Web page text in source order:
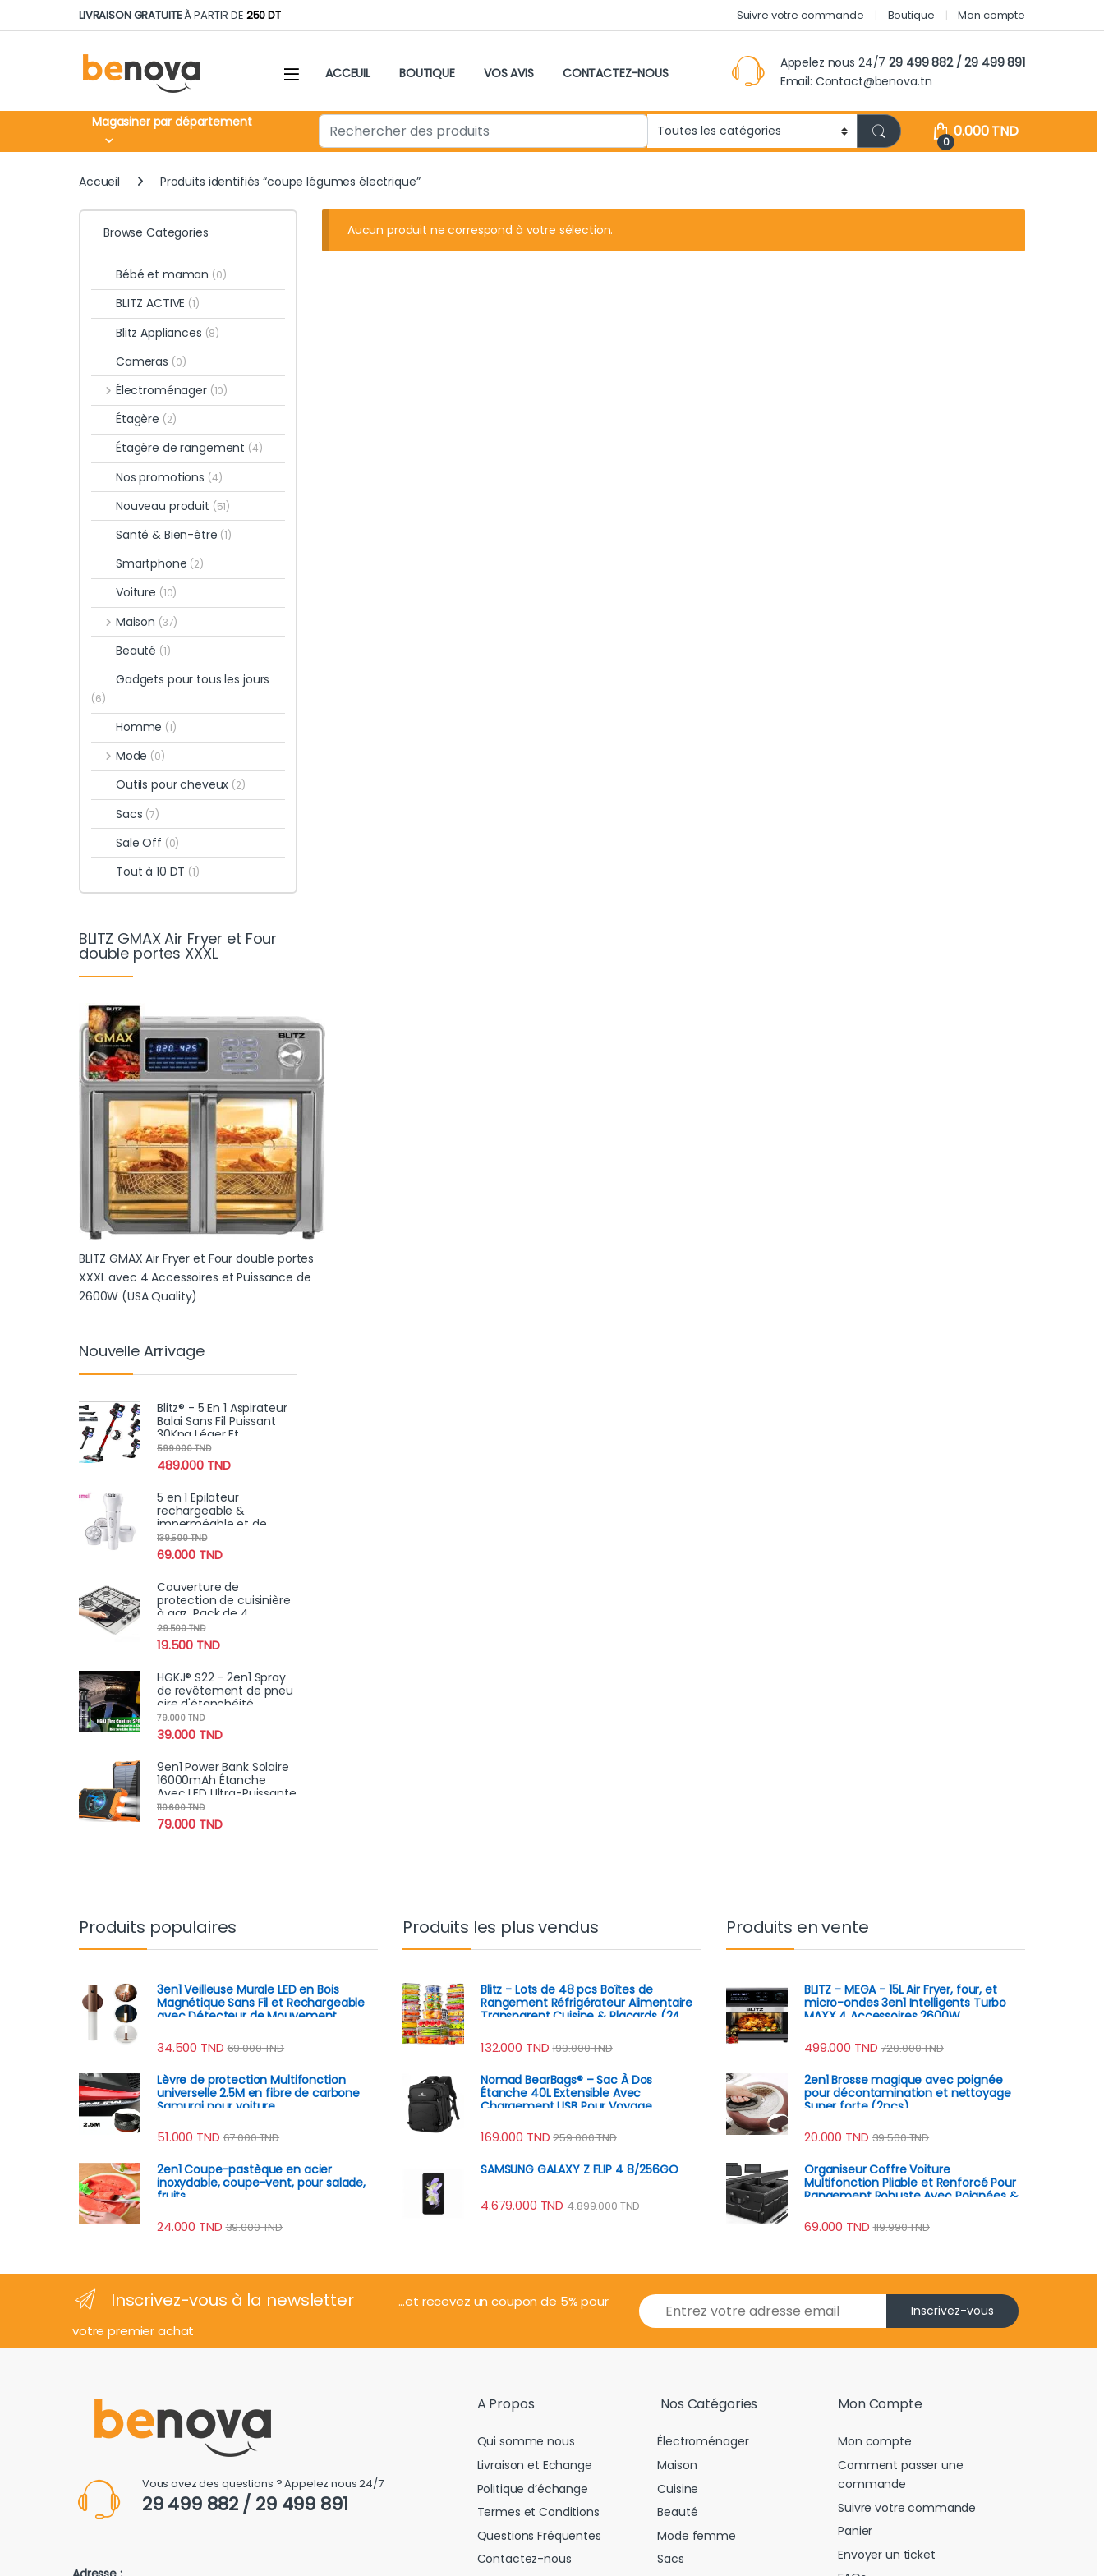
Skip to navigation
Skip to contentLIVRAISON GRATUITEÀ PARTIR DE 250 DT Suivre votre commande Boutique Mon compte
ACCEUIL BOUTIQUE VOS AVIS CONTACTEZ-NOUS
Appelez nous 24/729 499 882 / 29 499 891
Email: Contact@benova.tn
Magasiner par département Search for:
0
0.000TND
Accueil Produits identifiés “coupe légumes électrique”
Aucun produit ne correspond à votre sélection.
Browse Categories
Bébé et maman (0)
BLITZ ACTIVE (1)
Blitz Appliances (8)
Cameras (0)
Électroménager (10)
Étagère (2)
Étagère de rangement (4)
Nos promotions (4)
Nouveau produit (51)
Santé & Bien-être (1)
Smartphone (2)
Voiture (10)
Maison (37)
Beauté (1)
Gadgets pour tous les jours
(6)
Homme (1)
Mode (0)
Outils pour cheveux (2)
Sacs (7)
Sale Off (0)
Tout à 10 DT (1)
BLITZ GMAX Air Fryer et Four
double portes XXXL
BLITZ GMAX Air Fryer et Four double portes
XXXL avec 4 Accessoires et Puissance de
2600W (USA Quality)
Nouvelle Arrivage
Blitz® - 5 En 1 Aspirateur
Balai Sans Fil Puissant
30Kpa Léger Et
Silencieux Avec
Eclairage LED
489.000 TND
599.000TND
5 en 1 Epilateur
rechargeable &
imperméable et de
soins de la peau avec
brosse nettoyante,
masseur facial
69.000 TND
139.500TND
Couverture de
protection de cuisinière
à gaz, Pack de 4
19.500 TND
29.500TND
HGKJ® S22 - 2en1 Spray
de revêtement de pneu
cire d'étanchéité
hydrophobe pour jantes
, renoircissement,
brillance, remplissage
39.000 TND
79.000TND
9en1 Power Bank Solaire
16000mAh Étanche
Avec LED Ultra-Puissante
79.000 TND
110.600TND
Produits populaires
3en1 Veilleuse Murale LED en Bois
Magnétique Sans Fil et Rechargeable
avec Détecteur de Mouvement
34.500 TND 69.000TND
Lèvre de protection Multifonction
universelle 2.5M en fibre de carbone
Samurai pour voiture
51.000 TND 67.000TND
2en1 Coupe-pastèque en acier
inoxydable, coupe-vent, pour salade,
fruits
24.000 TND 39.000TND
Produits les plus vendus
Blitz - Lots de 48 pcs Boîtes de
Rangement Réfrigérateur Alimentaire
Transparent Cuisine & Placards (24
132.000 TND 199.000TND
Nomad BearBags® – Sac À Dos
Étanche 40L Extensible Avec
Chargement USB Pour Voyage
169.000 TND 259.000TND
SAMSUNG GALAXY Z FLIP 4 8/256GO
4.679.000 TND 4.899.000TND
Produits en vente
BLITZ - MEGA - 15L Air Fryer, four, et
micro-ondes 3en1 Intelligents Turbo
MAXX 4 Accessoires 2600W
499.000 TND 720.000TND
2en1 Brosse magique avec poignée
pour décontamination et nettoyage
Super forte (2pcs)
20.000 TND 39.500TND
Organiseur Coffre Voiture
Multifonction Pliable et Renforcé Pour
Rangement Robuste Avec Poignées &
69.000 TND 119.990TND
Inscrivez-vous à la newsletter
...et recevez un coupon de 5% pour
votre premier achat
E
m
i
Inscrivez-vous
Vous avez des questions ? Appelez nous 24/7
29 499 882 / 29 499 891
A Propos
Qui somme nous
Livraison et Echange
Politique d’échange
Termes et Conditions
Questions Fréquentes
Contactez-nous
Nos Catégories
Électroménager
Maison
Cuisine
Beauté
Mode femme
Sacs
Mon Compte
Mon compte
Comment passer une
commande
Suivre votre commande
Panier
Envoyer un ticket